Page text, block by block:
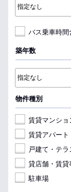
バス乗車時間
築年数
物件種別
賃貸マンショ
賃貸アパート
戸建て・テラ
貸店舗・賃貸
駐車場